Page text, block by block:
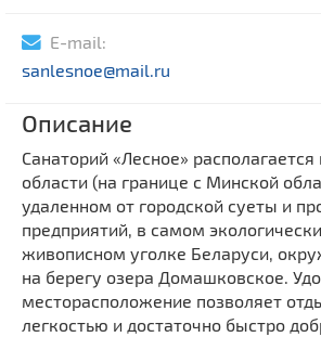
E-mail:
sanlesnoe@mail.ru
Описание
Санаторий «Лесное» располагается
области (на границе с Минской
удаленном от городской суеты и
предприятий, в самом
живописном уголке Беларуси,
на берегу озера Домашковское.
месторасположение позволяет
легкостью и достаточно быстро